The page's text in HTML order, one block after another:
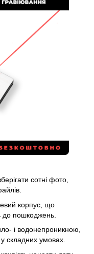
сотні фото,
корпус, що
до пошкоджень.
і водонепроникною,
складних умовах.